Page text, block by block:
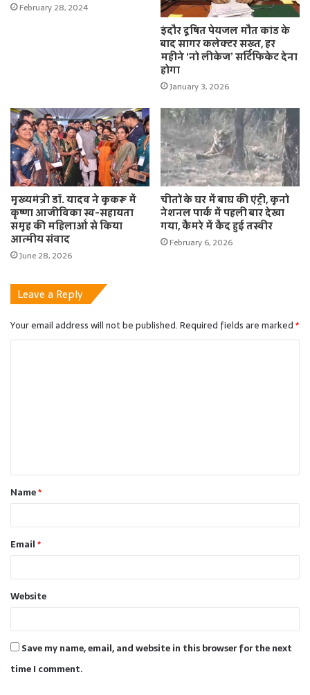
February 28, 2024
इंदौर दूषित पेयजल मौत कांड के
बाद सागर कलेक्टर सख्त, हर
महीने ‘नो लीकेज’ सर्टिफिकेट देना
होगा
January 3, 2026
मुख्यमंत्री डॉ. यादव ने कुकरू में
कृष्णा आजीविका स्व-सहायता
समूह की महिलाओं से किया
आत्मीय संवाद
June 28, 2026
चीतों के घर में बाघ की एंट्री, कूनो
नेशनल पार्क में पहली बार देखा
गया, कैमरे में कैद हुई तस्वीर
February 6, 2026
Leave a Reply
Your email address will not be published.Required fields are marked*
t
*Name*
Email*
Website
Save my name, email, and website in this browser for the next
time I comment.